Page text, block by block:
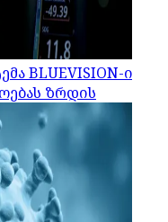
BLUEVISION-ი
ზრდის